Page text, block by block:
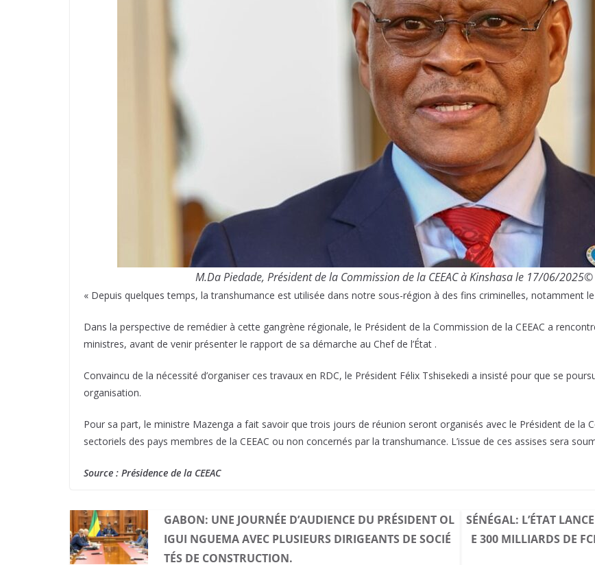
M.Da Piedade, Président de la Commission de la CEEAC à Kinshasa le 17/06/
« Depuis quelques temps, la transhumance est utilisée dans notre sous-région à des fins criminelles, notamment
Dans la perspective de remédier à cette gangrène régionale, le Président de la Commission de la CEEAC a
ministres, avant de venir présenter le rapport de sa démarche au Chef de l’État .
Convaincu de la nécessité d’organiser ces travaux en RDC, le Président Félix Tshisekedi a insisté pour que se
organisation.
Pour sa part, le ministre Mazenga a fait savoir que trois jours de réunion seront organisés avec le Président de la
sectoriels des pays membres de la CEEAC ou non concernés par la transhumance. L’issue de ces assises sera
Source : Présidence de la CEEAC
GABON: UNE JOURNÉE D’AUDIENCE DU PRÉSIDENT OL
IGUI NGUEMA AVEC PLUSIEURS DIRIGEANTS DE SOCIÉ
TÉS DE CONSTRUCTION.
SÉNÉGAL: L’ÉTAT
E 300 MILLIARDS DE